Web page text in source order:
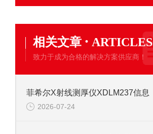
相关文章 · ARTICLES
致力于成为合格的解决方案供应商！
菲希尔X射线测厚仪XDLM237信息
2026-07-24